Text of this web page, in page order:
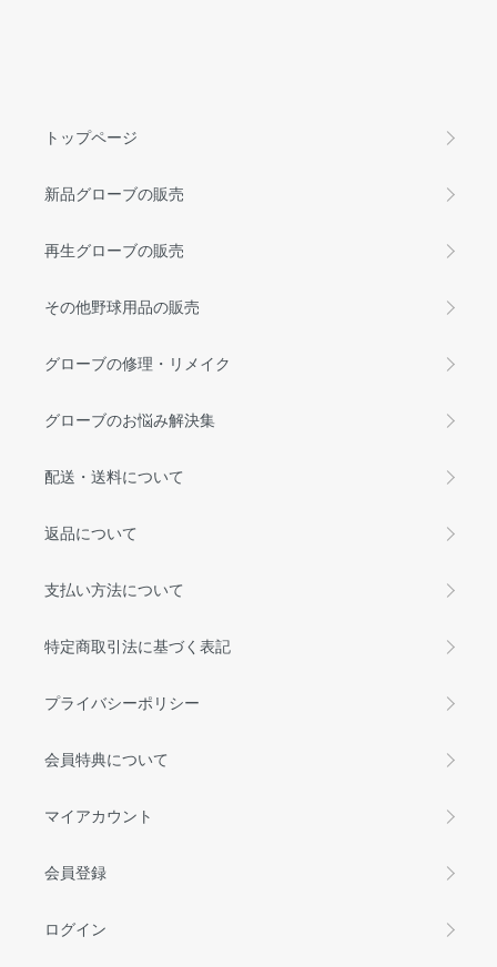
トップページ
新品グローブの販売
再生グローブの販売
その他野球用品の販売
グローブの修理・リメイク
グローブのお悩み解決集
配送・送料について
返品について
支払い方法について
特定商取引法に基づく表記
プライバシーポリシー
会員特典について
マイアカウント
会員登録
ログイン